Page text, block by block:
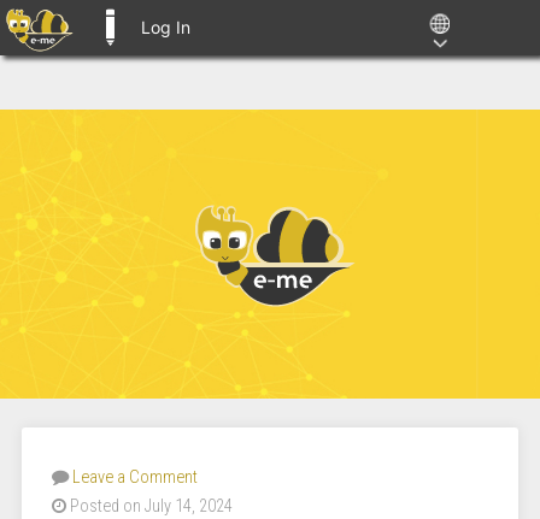
Log In
Leave a Comment
Posted on July 14, 2024